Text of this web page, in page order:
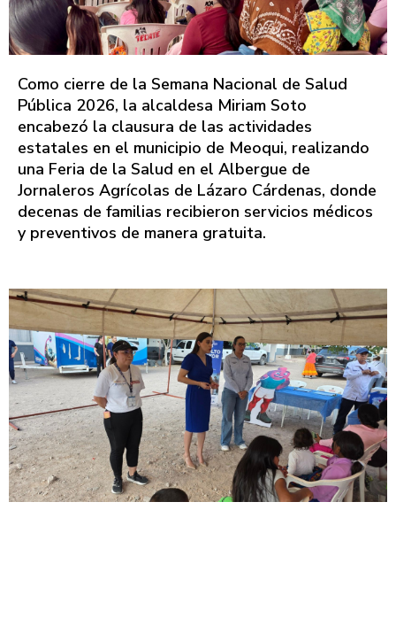
Como cierre de la Semana Nacional de Salud
Pública 2026, la alcaldesa Miriam Soto
encabezó la clausura de las actividades
estatales en el municipio de Meoqui, realizando
una Feria de la Salud en el Albergue de
Jornaleros Agrícolas de Lázaro Cárdenas, donde
decenas de familias recibieron servicios médicos
y preventivos de manera gratuita.